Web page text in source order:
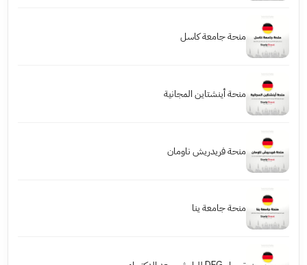
منحة جامعة كاسل
منحة أينشتاين المجانية
منحة فريدريش ناومان
منحة جامعة ينا